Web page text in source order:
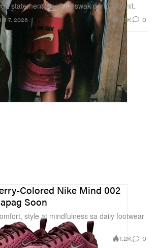
statement piece na swak pang-tag-init.
7, 2026 1.3K 0
Colored Nike Mind 002
Soon
style at mindfulness sa daily footwear
1.2K 0